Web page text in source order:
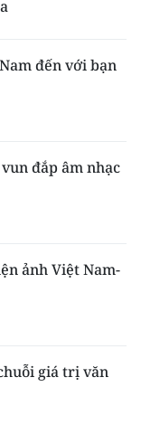
đến với bạn
đắp âm nhạc
ảnh Việt Nam-
giá trị văn